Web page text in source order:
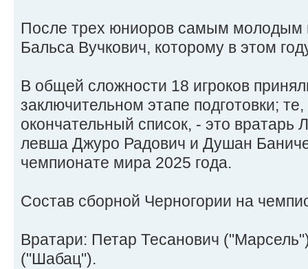
После трех юниоров самым молодым
Бальса Вучкович, которому в этом
В общей сложности 18 игроков
заключительном этапе подготовки;
окончательный список, - это вратарь
левша Джуро Радович и Душан
чемпионате мира 2025 года.
Состав сборной Черногории на
Вратари: Петар Тесанович
("Шабац").